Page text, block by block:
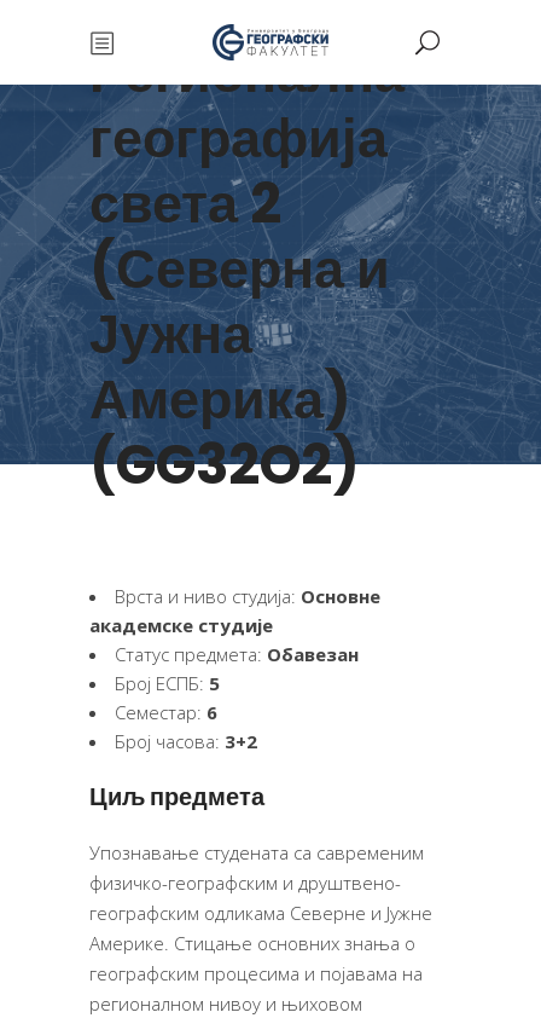
Регионална
географија
света 2
(Северна и
Јужна
Америка)
(GG32O2)
Врста и ниво студија: Основне
академске студије
Статус предмета: Обавезан
Број ЕСПБ: 5
Семестар: 6
Број часова: 3+2
Циљ предмета
Упознавање студената са савременим
физичко-географским и друштвено-
географским одликама Северне и Јужне
Америке. Стицање основних знања о
географским процесима и појавама на
регионалном нивоу и њиховом